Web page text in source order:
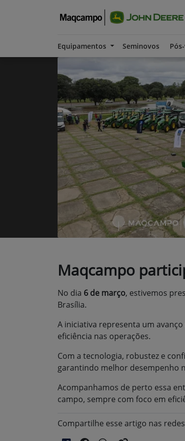
Equipamentos Seminovos
Maqcampo
No dia 6 de março, estivemos
Brasília.
A iniciativa representa um
eficiência nas operações.
Com a tecnologia, robustez e
garantindo melhor desempenho
Acompanhamos de perto essa
campo, sempre com foco em
Compartilhe esse artigo nas